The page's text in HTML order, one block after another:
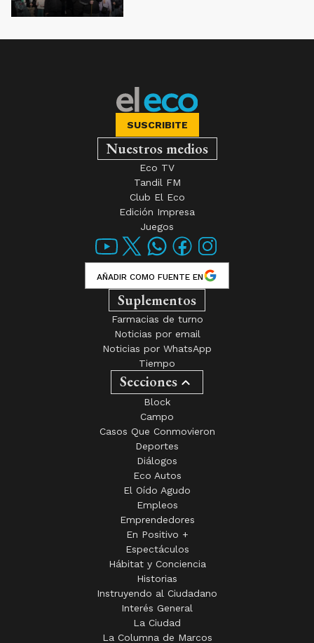
SUSCRIBITE
Nuestros medios
Eco TV
Tandil FM
Club El Eco
Edición Impresa
Juegos
AÑADIR COMO FUENTE EN
Suplementos
Farmacias de turno
Noticias por email
Noticias por WhatsApp
Tiempo
Secciones
Block
Campo
Casos Que Conmovieron
Deportes
Diálogos
Eco Autos
El Oído Agudo
Empleos
Emprendedores
En Positivo +
Espectáculos
Hábitat y Conciencia
Historias
Instruyendo al Ciudadano
Interés General
La Ciudad
La Columna de Marcos